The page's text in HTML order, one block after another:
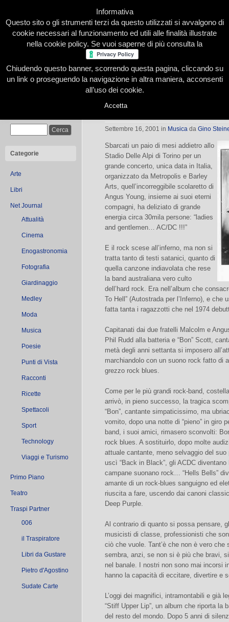
Home Presentazione Redazione Le nostre firme
Categorie
Arte
Libri
Net Journal
Attualità
Cinema
Enogastronomia
Fotografia
Giardinaggio
Medley
Moda
Musica
Poesie
Punti di Vista
Racconti
Ricette
Spettacoli
Sport
Technology
Viaggi e Turismo
Primo Piano
Teatro
Traspi Partner
006
il Traspiratore
Libri da Gustare
Pietro d'Agostino
Sudate Carte
AC/DC per Traspi.net
Settembre 16, 2001 in Musica da Gino
Sbarcati un paio di mesi addietro allo
Stadio Delle Alpi di Torino per un
grande concerto, unica data in Italia,
organizzato da Metropolis e Barley
Arts, quell’incorreggibile scolaretto di
Angus Young, insieme ai suoi eterni
compagni, ha deliziato di grande
energia circa 30mila persone: “ladies
and gentlemen… AC/DC !!!”
E il rock scese all’inferno, ma non si
tratta tanto di testi satanici, quanto di
quella canzone indiavolata che rese
la band australiana vero culto
dell’hard rock. Era nell’album che
To Hell” (Autostrada per l’Inferno), e
fatta tanta i ragazzotti che nel 1974
Capitanati dai due fratelli Malcolm e
Phil Rudd alla batteria e “Bon” Scott,
metà degli anni settanta si imposero
marchiandolo con un suono rock fatto di
grezzo rock blues.
Come per le più grandi rock-band,
arrivò, in pieno successo, la tragica
“Bon”, cantante simpaticissimo, ma
vomito, dopo una notte di “pieno” in giro
band, i suoi amici, rimasero sconvolti:
rock blues. A sostituirlo, dopo molte
attuale cantante, meno selvaggio del
uscì “Back in Black”, gli ACDC
campane suonano rock… “Hells Bells”
amante di un rock-blues sanguigno ed
riuscita a fare, uscendo dai canoni
Deep Purple.
Al contrario di quanto si possa pensare,
musicisti di classe, professionisti che
ciò che vuole. Tant’è che non è vero che
sembra, anzi, se non si è più che bravi,
nel banale. I nostri non sono mai incorsi
hanno la capacità di eccitare, divertire e
L’oggi dei magnifici, intramontabili e già
“Stiff Upper Lip”, un album che riporta la
del resto del mondo. Dopo 5 anni di
Informativa
Questo sito o gli strumenti terzi da questo utilizzati si avvalgono di
cookie necessari al funzionamento ed utili alle finalità illustrate
nella cookie policy. Se vuoi saperne di più consulta la
Chiudendo questo banner, scorrendo questa pagina, cliccando su
un link o proseguendo la navigazione in altra maniera, acconsenti
all’uso dei cookie.
Accetta